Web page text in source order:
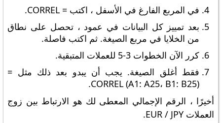
في المربع الفارغ في الأسفل ، اكتب = CORREL.
بعد تمييز كل البيانات في عمود ، تحصل على نطاق
من الخلايا في مربع الصيغة. ثم اكتب فاصلة.
كرر الآن الخطوات 3-5 للعملات المتبقية.
فقط أغلق الصيغة. يجب أن يبدو بعد ذلك مثل =
CORREL (A1: A25، B1: B25).
أخيرًا ، الرقم الإجمالي المعطى لك هو الارتباط بين زوج
العملات EUR / JPY.